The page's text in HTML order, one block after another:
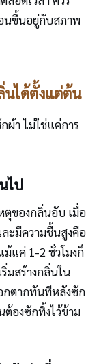
นขึ้นอยู่กับสภาพ
นได้ตั้งแต่ต้น
ผ้า ไม่ใช่แค่การ
ไป
ตุของกลิ่นอับ เมื่อ
ะมีความชื้นสูงคือ
แค่ 1-2 ชั่วโมงก็
มสร้างกลิ่นใน
กตากทันทีหลังซัก
ต้องซักทิ้งไว้ข้าม